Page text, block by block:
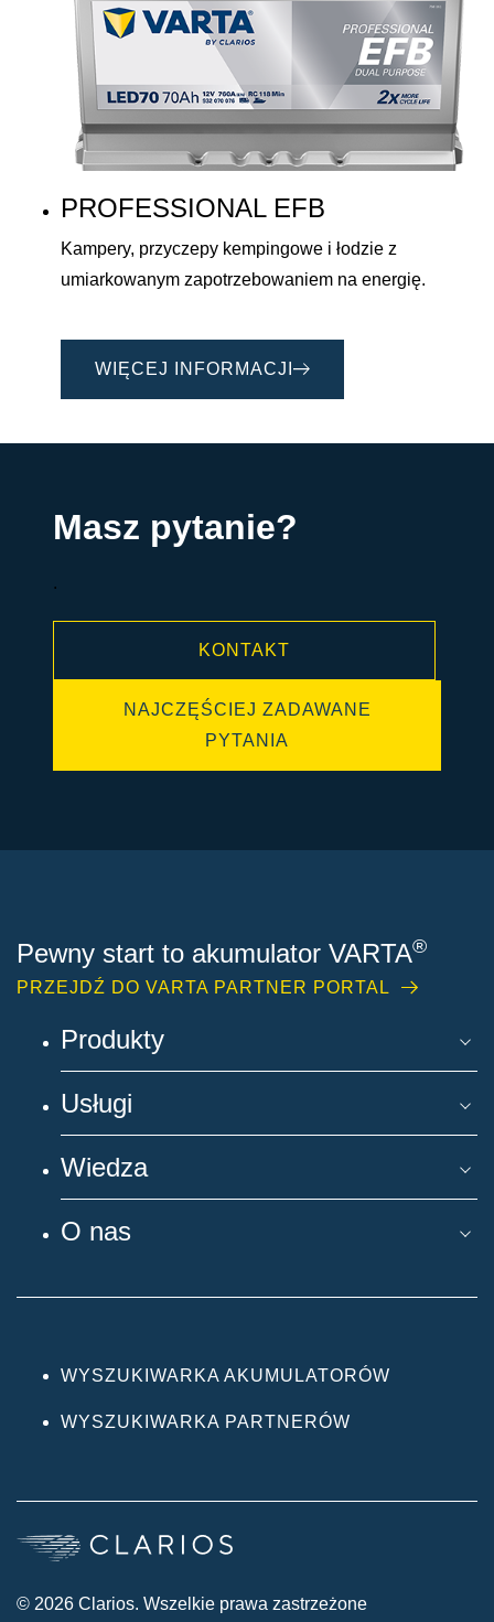
PROFESSIONAL EFB
Kampery, przyczepy kempingowe i łodzie z
umiarkowanym zapotrzebowaniem na energię.
WIĘCEJ INFORMACJI
Masz pytanie?
.
KONTAKT
NAJCZĘŚCIEJ ZADAWANE
PYTANIA
Pewny start to akumulator VARTA®
PRZEJDŹ DO VARTA PARTNER PORTAL
Produkty
Usługi
Wiedza
O nas
WYSZUKIWARKA AKUMULATORÓW
WYSZUKIWARKA PARTNERÓW
© 2026 Clarios. Wszelkie prawa zastrzeżone